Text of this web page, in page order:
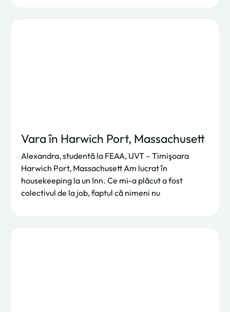
Vara în Harwich Port, Massachusett
Alexandra, studentă la FEAA, UVT – Timişoara
Harwich Port, Massachusett Am lucrat în
housekeeping la un Inn. Ce mi-a plăcut a fost
colectivul de la job, faptul că nimeni nu